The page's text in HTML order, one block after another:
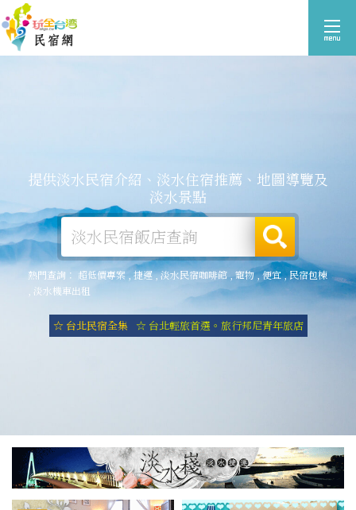
提供淡水民宿介紹、淡水住宿推薦、地圖導覽及
淡水景點
熱門查詢： 超低價專案 捷運,淡水民宿咖啡館,寵物,便宜,民宿包棟
淡水機車出租
☆ 台北民宿全集 ☆ 台北輕旅首選。旅行邦尼青年旅店